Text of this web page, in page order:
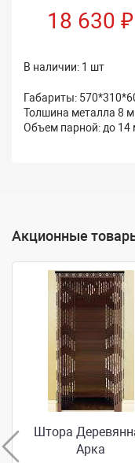
18 630 ₽
В наличии: 1 шт
Габариты:
Толшина металла 8
Объем парной: до 14
Акционные
Штора
Арка